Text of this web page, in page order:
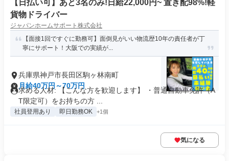
【日払い可】あと3名のみ!日給22,000円~ 置き配98%!軽
貨物ドライバー
ジャパンホームサポート株式会社
【面接1回ですぐに勤務可】面倒見がいい物流歴10年の責任者が丁
寧にサポート！大阪での実績が...
兵庫県神戸市長田区駒ヶ林南町
月給40万円～70万円
求める人材: 【こんな方を歓迎します】 ・普通自動車免許（A
T限定可）をお持ちの方 ...
社員登用あり 即日勤務OK +1個
気になる